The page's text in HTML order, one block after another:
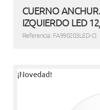
CUERNO
IZQUIERDO LED
Referencia: FA990203LED-CI
¡Novedad!